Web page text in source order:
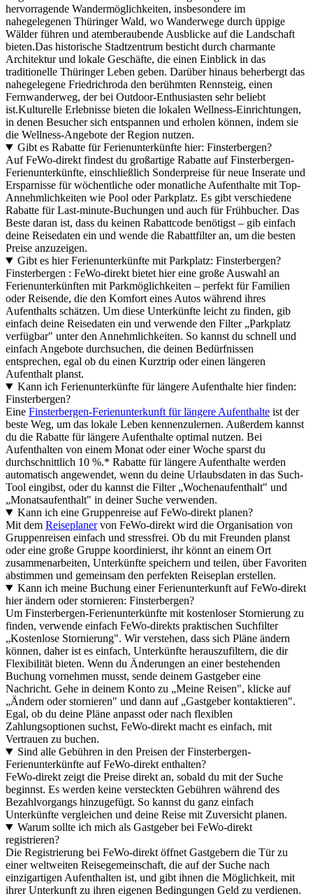
hervorragende Wandermöglichkeiten, insbesondere im
nahegelegenen Thüringer Wald, wo Wanderwege durch üppige
Wälder führen und atemberaubende Ausblicke auf die Landschaft
bieten.Das historische Stadtzentrum besticht durch charmante
Architektur und lokale Geschäfte, die einen Einblick in das
traditionelle Thüringer Leben geben. Darüber hinaus beherbergt das
nahegelegene Friedrichroda den berühmten Rennsteig, einen
Fernwanderweg, der bei Outdoor-Enthusiasten sehr beliebt
ist.Kulturelle Erlebnisse bieten die lokalen Wellness-Einrichtungen,
in denen Besucher sich entspannen und erholen können, indem sie
die Wellness-Angebote der Region nutzen.
Gibt es Rabatte für Ferienunterkünfte hier: Finsterbergen?
Auf FeWo-direkt findest du großartige Rabatte auf Finsterbergen-
Ferienunterkünfte, einschließlich Sonderpreise für neue Inserate und
Ersparnisse für wöchentliche oder monatliche Aufenthalte mit Top-
Annehmlichkeiten wie Pool oder Parkplatz. Es gibt verschiedene
Rabatte für Last-minute-Buchungen und auch für Frühbucher. Das
Beste daran ist, dass du keinen Rabattcode benötigst – gib einfach
deine Reisedaten ein und wende die Rabattfilter an, um die besten
Preise anzuzeigen.
Gibt es hier Ferienunterkünfte mit Parkplatz: Finsterbergen?
Finsterbergen : FeWo-direkt bietet hier eine große Auswahl an
Ferienunterkünften mit Parkmöglichkeiten – perfekt für Familien
oder Reisende, die den Komfort eines Autos während ihres
Aufenthalts schätzen. Um diese Unterkünfte leicht zu finden, gib
einfach deine Reisedaten ein und verwende den Filter „Parkplatz
verfügbar" unter den Annehmlichkeiten. So kannst du schnell und
einfach Angebote durchsuchen, die deinen Bedürfnissen
entsprechen, egal ob du einen Kurztrip oder einen längeren
Aufenthalt planst.
Kann ich Ferienunterkünfte für längere Aufenthalte hier finden:
Finsterbergen?
Eine Finsterbergen-Ferienunterkunft für längere Aufenthalte ist der
beste Weg, um das lokale Leben kennenzulernen. Außerdem kannst
du die Rabatte für längere Aufenthalte optimal nutzen. Bei
Aufenthalten von einem Monat oder einer Woche sparst du
durchschnittlich 10 %.* Rabatte für längere Aufenthalte werden
automatisch angewendet, wenn du deine Urlaubsdaten in das Such-
Tool eingibst, oder du kannst die Filter „Wochenaufenthalt" und
„Monatsaufenthalt" in deiner Suche verwenden.
Kann ich eine Gruppenreise auf FeWo-direkt planen?
Mit dem Reiseplanervon FeWo-direkt wird die Organisation von
Gruppenreisen einfach und stressfrei. Ob du mit Freunden planst
oder eine große Gruppe koordinierst, ihr könnt an einem Ort
zusammenarbeiten, Unterkünfte speichern und teilen, über Favoriten
abstimmen und gemeinsam den perfekten Reiseplan erstellen.
Kann ich meine Buchung einer Ferienunterkunft auf FeWo-direkt
hier ändern oder stornieren: Finsterbergen?
Um Finsterbergen-Ferienunterkünfte mit kostenloser Stornierung zu
finden, verwende einfach FeWo-direkts praktischen Suchfilter
„Kostenlose Stornierung". Wir verstehen, dass sich Pläne ändern
können, daher ist es einfach, Unterkünfte herauszufiltern, die dir
Flexibilität bieten. Wenn du Änderungen an einer bestehenden
Buchung vornehmen musst, sende deinem Gastgeber eine
Nachricht. Gehe in deinem Konto zu „Meine Reisen", klicke auf
„Ändern oder stornieren" und dann auf „Gastgeber kontaktieren".
Egal, ob du deine Pläne anpasst oder nach flexiblen
Zahlungsoptionen suchst, FeWo-direkt macht es einfach, mit
Vertrauen zu buchen.
Sind alle Gebühren in den Preisen der Finsterbergen-
Ferienunterkünfte auf FeWo-direkt enthalten?
FeWo-direkt zeigt die Preise direkt an, sobald du mit der Suche
beginnst. Es werden keine versteckten Gebühren während des
Bezahlvorgangs hinzugefügt. So kannst du ganz einfach
Unterkünfte vergleichen und deine Reise mit Zuversicht planen.
Warum sollte ich mich als Gastgeber bei FeWo-direkt
registrieren?
Die Registrierung bei FeWo-direkt öffnet Gastgebern die Tür zu
einer weltweiten Reisegemeinschaft, die auf der Suche nach
einzigartigen Aufenthalten ist, und gibt ihnen die Möglichkeit, mit
ihrer Unterkunft zu ihren eigenen Bedingungen Geld zu verdienen.